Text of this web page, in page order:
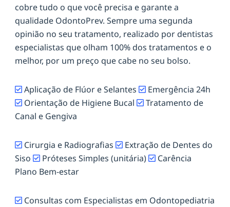
cobre tudo o que você precisa e garante a
qualidade OdontoPrev. Sempre uma segunda
opinião no seu tratamento, realizado por dentistas
especialistas que olham 100% dos tratamentos e o
melhor, por um preço que cabe no seu bolso.
Aplicação de Flúor e Selantes
Emergência 24h
Orientação de Higiene Bucal
Tratamento de
Canal e Gengiva
Cirurgia e Radiografias
Extração de Dentes do
Siso
Próteses Simples (unitária)
Carência
Plano Bem-estar
Consultas com Especialistas em Odontopediatria